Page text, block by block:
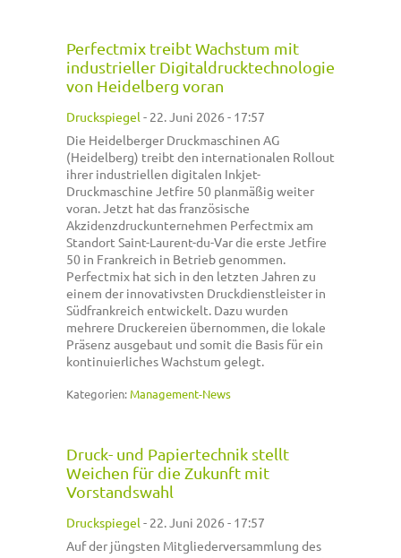
Perfectmix treibt Wachstum mit
industrieller Digitaldrucktechnologie
von Heidelberg voran
Druckspiegel - 22. Juni 2026 - 17:57
Die Heidelberger Druckmaschinen AG
(Heidelberg) treibt den internationalen Rollout
ihrer industriellen digitalen Inkjet-
Druckmaschine Jetfire 50 planmäßig weiter
voran. Jetzt hat das französische
Akzidenzdruckunternehmen Perfectmix am
Standort Saint-Laurent-du-Var die erste Jetfire
50 in Frankreich in Betrieb genommen.
Perfectmix hat sich in den letzten Jahren zu
einem der innovativsten Druckdienstleister in
Südfrankreich entwickelt. Dazu wurden
mehrere Druckereien übernommen, die lokale
Präsenz ausgebaut und somit die Basis für ein
kontinuierliches Wachstum gelegt.
Kategorien: Management-News
Druck- und Papiertechnik stellt
Weichen für die Zukunft mit
Vorstandswahl
Druckspiegel - 22. Juni 2026 - 17:57
Auf der jüngsten Mitgliederversammlung des